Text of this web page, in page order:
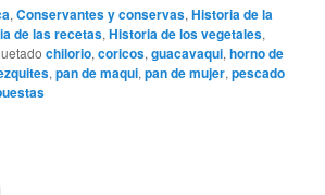
,Conservantes y conservas,Historia de la
de las recetas,Historia de los vegetales,
chilorio,coricos,guacavaqui,horno de
,pan de maqui,pan de mujer,pescado